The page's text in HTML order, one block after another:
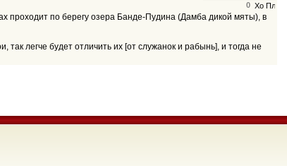
0
проходит по берегу озера Банде-Пудина (Дамба дикой мяты), в